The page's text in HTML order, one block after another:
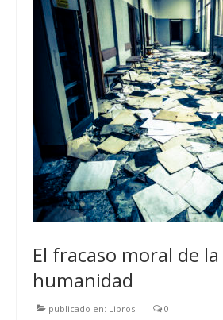
El fracaso moral de la
humanidad
publicado en: Libros | 0